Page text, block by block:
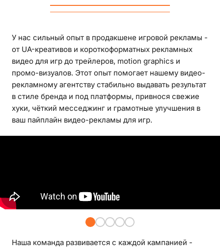
У нас сильный опыт в продакшене игровой рекламы -
от UA-креативов и короткоформатных рекламных
видео для игр до трейлеров, motion graphics и
промо-визуалов. Этот опыт помогает нашему видео-
рекламному агентству стабильно выдавать результат
в стиле бренда и под платформы, привнося свежие
хуки, чёткий месседжинг и грамотные улучшения в
ваш пайплайн видео-рекламы для игр.
Наша команда развивается с каждой кампанией -